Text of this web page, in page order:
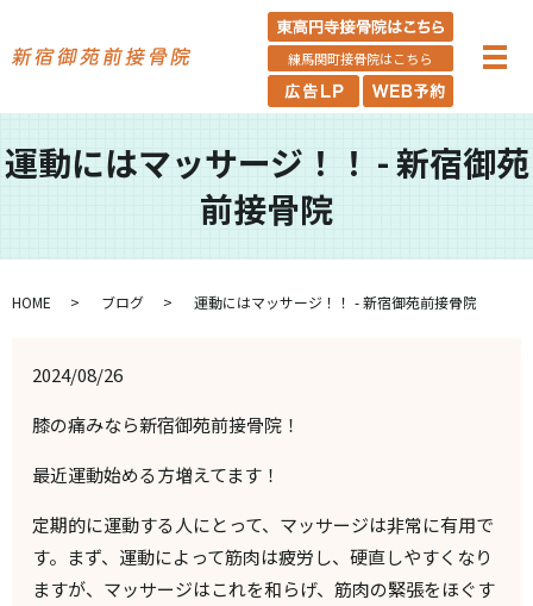
練馬関町接骨院はこちら
運動にはマッサージ！！ - 新宿御苑
前接骨院
HOME ブログ 運動にはマッサージ！！ - 新宿御苑前接骨院
2024/08/26
膝の痛みなら新宿御苑前接骨院！
最近運動始める方増えてます！
定期的に運動する人にとって、マッサージは非常に有用で
す。まず、運動によって筋肉は疲労し、硬直しやすくなり
ますが、マッサージはこれを和らげ、筋肉の緊張をほぐす